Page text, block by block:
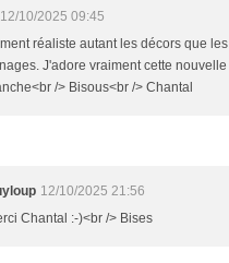
12/10/2025 09:45
réaliste autant les décors que
J'adore vraiment cette
/> Bisous<br /> Chantal
12/10/2025 21:56
Chantal :-)<br /> Bises